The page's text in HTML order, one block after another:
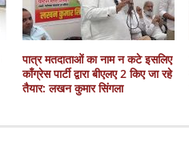
पात्र मतदाताओं का नाम न कटे इसलिए
काँग्रेस पार्टी द्वारा बीएलए 2 किए जा रहे
तैयार: लखन कुमार सिंगला